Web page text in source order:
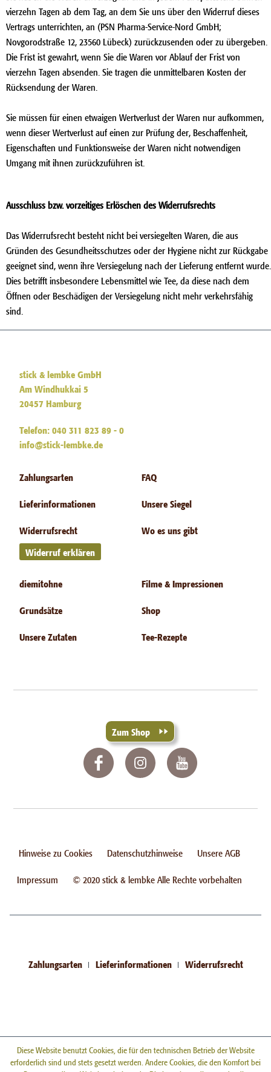
vierzehn Tagen ab dem Tag, an dem Sie uns über den Widerruf dieses
Vertrags unterrichten, an (PSN Pharma-Service-Nord GmbH;
Novgorodstraße 12, 23560 Lübeck) zurückzusenden oder zu übergeben.
Die Frist ist gewahrt, wenn Sie die Waren vor Ablauf der Frist von
vierzehn Tagen absenden. Sie tragen die unmittelbaren Kosten der
Rücksendung der Waren.
Sie müssen für einen etwaigen Wertverlust der Waren nur aufkommen,
wenn dieser Wertverlust auf einen zur Prüfung der, Beschaffenheit,
Eigenschaften und Funktionsweise der Waren nicht notwendigen
Umgang mit ihnen zurückzuführen ist.
Ausschluss bzw. vorzeitiges Erlöschen des Widerrufsrechts
Das Widerrufsrecht besteht nicht bei versiegelten Waren, die aus
Gründen des Gesundheitsschutzes oder der Hygiene nicht zur Rückgabe
geeignet sind, wenn ihre Versiegelung nach der Lieferung entfernt wurde.
Dies betrifft insbesondere Lebensmittel wie Tee, da diese nach dem
Öffnen oder Beschädigen der Versiegelung nicht mehr verkehrsfähig
sind.
stick & lembke GmbH
Am Windhukkai 5
20457 Hamburg
Telefon: 040 311 823 89 - 0
info@stick-lembke.de
Zahlungsarten
Lieferinformationen
Widerrufsrecht
Widerruf erklären
FAQ
Unsere Siegel
Wo es uns gibt
diemitohne
Grundsätze
Unsere Zutaten
Filme & Impressionen
Shop
Tee-Rezepte
Zum Shop
Hinweise zu Cookies Datenschutzhinweise Unsere AGB
Impressum © 2020 stick & lembke Alle Rechte vorbehalten
Zahlungsarten Lieferinformationen Widerrufsrecht
Diese Website benutzt Cookies, die für den technischen Betrieb der Website
erforderlich sind und stets gesetzt werden. Andere Cookies, die den Komfort bei